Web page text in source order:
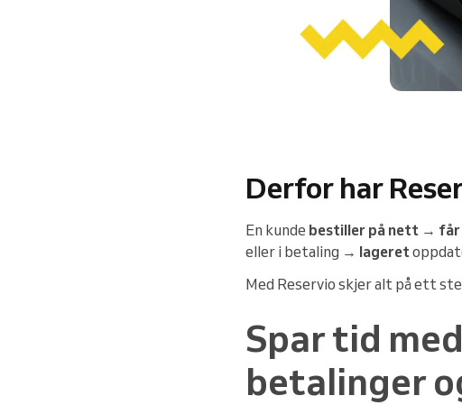
Derfor har
En kunde bestiller på nett → får
eller i betaling → lageret
Med Reservio skjer alt på ett
Spar tid
betalinger